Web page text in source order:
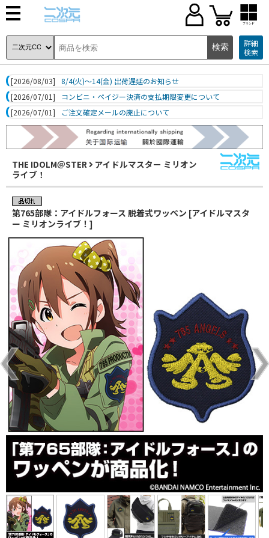
ブランド
詳細
検索
[2026/08/03]
8/4(火)～14(金) 出荷遅延のお知らせ
[2026/07/01]
コンビニ・ペイジー決済の支払期限変更について
[2026/07/01]
ご注文確定メールの廃止について
THE IDOLM＠STER
アイドルマスター ミリオン
ライブ！
第765部隊：アイドルフォース 脱着式ワッペン [アイドルマスタ
ー ミリオンライブ！]